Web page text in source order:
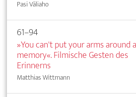
Pasi Väliaho
61–94
»You can't put your arms around a
memory«. Filmische Gesten des
Erinnerns
Matthias Wittmann